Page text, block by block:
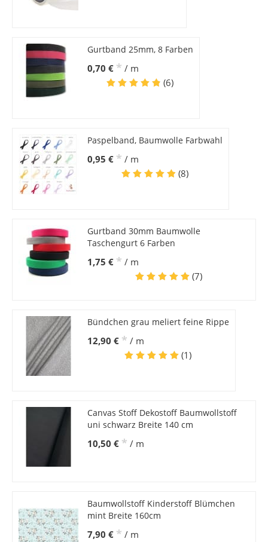
Gurtband 25mm, 8 Farben
0,70 € * / m
(6)
Paspelband, Baumwolle Farbwahl
0,95 € * / m
(8)
Gurtband 30mm Baumwolle
Taschengurt 6 Farben
1,75 € * / m
(7)
Bündchen grau meliert feine Rippe
12,90 € * / m
(1)
Canvas Stoff Dekostoff Baumwollstoff
uni schwarz Breite 140 cm
10,50 € * / m
Baumwollstoff Kinderstoff Blümchen
mint Breite 160cm
7,90 € * / m